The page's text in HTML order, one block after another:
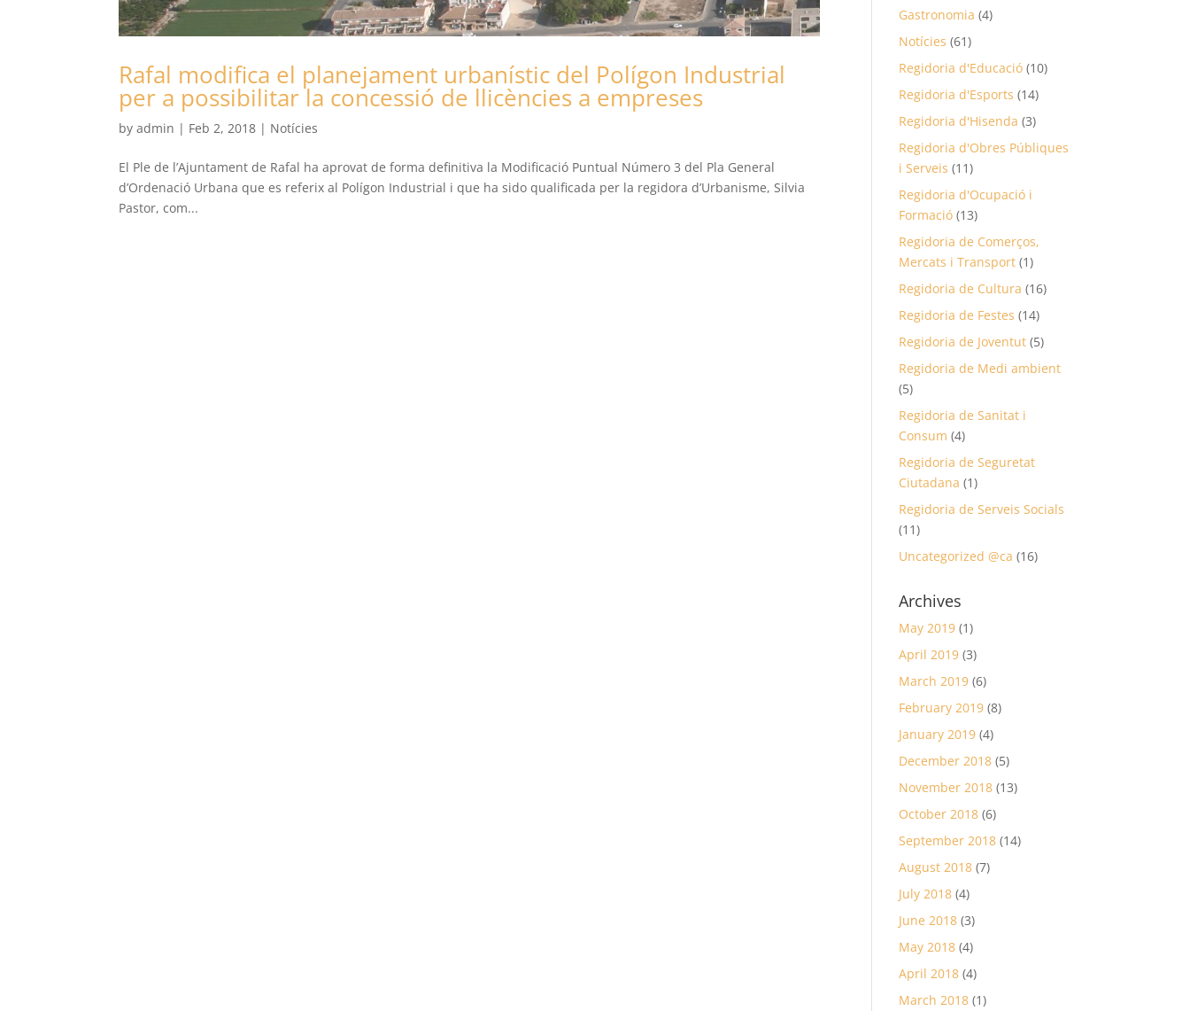
Rafal modifica el planejament urbanístic del Polígon Industrial
per a possibilitar la concessió de llicències a empreses
byadmin | Feb 2, 2018 | Notícies
El Ple de l’Ajuntament de Rafal ha aprovat de forma definitiva la Modificació Puntual Número 3 del Pla General
d’Ordenació Urbana que es referix al Polígon Industrial i que ha sido qualificada per la regidora d’Urbanisme, Silvia
Pastor, com...
Gastronomia (4)
Notícies (61)
Regidoria d'Educació (10)
Regidoria d'Esports (14)
Regidoria d'Hisenda (3)
Regidoria d'Obres Públiques
i Serveis (11)
Regidoria d'Ocupació i
Formació (13)
Regidoria de Comerços,
Mercats i Transport (1)
Regidoria de Cultura (16)
Regidoria de Festes (14)
Regidoria de Joventut (5)
Regidoria de Medi ambient
(5)
Regidoria de Sanitat i
Consum (4)
Regidoria de Seguretat
Ciutadana (1)
Regidoria de Serveis Socials
(11)
Uncategorized @ca (16)
Archives
May 2019 (1)
April 2019 (3)
March 2019 (6)
February 2019 (8)
January 2019 (4)
December 2018 (5)
November 2018 (13)
October 2018 (6)
September 2018 (14)
August 2018 (7)
July 2018 (4)
June 2018 (3)
May 2018 (4)
April 2018 (4)
March 2018 (1)